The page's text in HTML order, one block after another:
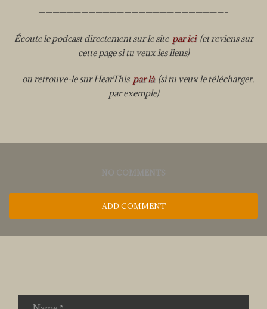
——————————————————————————–
Écoute le podcast directement sur le site par ici(et reviens sur
cette page si tu veux les liens)
… ou retrouve-le sur HearThis par là (si tu veux le télécharger,
par exemple)
NO COMMENTS
ADD COMMENT